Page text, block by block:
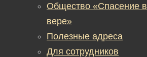
Общество «Спасение в
вере»
Полезные адреса
Для сотрудников